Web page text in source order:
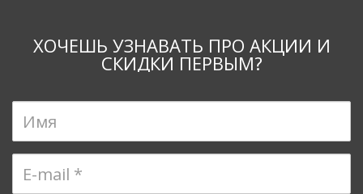
ХОЧЕШЬ УЗНАВАТЬ ПРО АКЦИИ И
СКИДКИ ПЕРВЫМ?